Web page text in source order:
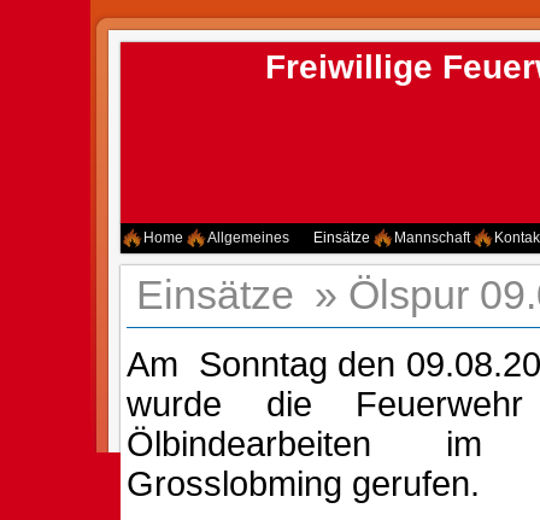
Freiwillige
Home Allgemeines Einsätze Mannschaft
Einsätze » Ölspur
Am Sonntag den
wurde die
Ölbindearbeiten
Grosslobming gerufen.